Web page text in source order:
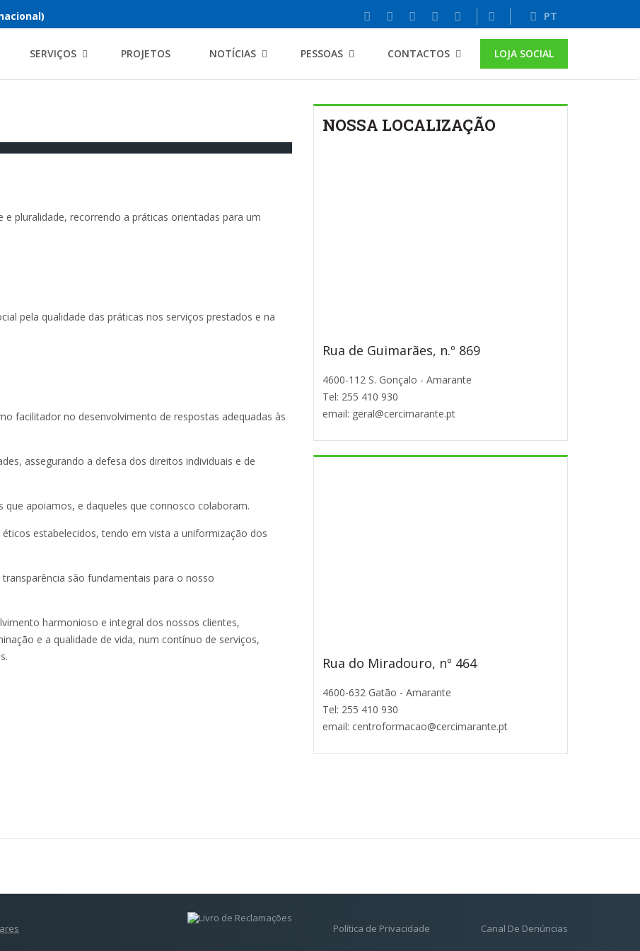
PT
SERVIÇOS PROJETOS NOTÍCIAS PESSOAS CONTACTOS LOJA SOCIAL
pluralidade, recorrendo a práticas orientadas para um
pela qualidade das práticas nos serviços prestados e na
facilitador no desenvolvimento de respostas adequadas às
assegurando a defesa dos direitos individuais e de
apoiamos, e daqueles que connosco colaboram.
estabelecidos, tendo em vista a uniformização dos
são fundamentais para o nosso
harmonioso e integral dos nossos clientes,
e a qualidade de vida, num contínuo de serviços,
NOSSA LOCALIZAÇÃO
Rua de Guimarães, n.º 869
4600-112 S. Gonçalo - Amarante
Tel: 255 410 930
email: geral@cercimarante.pt
Rua do Miradouro, nº 464
4600-632 Gatão - Amarante
Tel: 255 410 930
email: centroformacao@cercimarante.pt
Política de Privacidade Canal De Denúncias